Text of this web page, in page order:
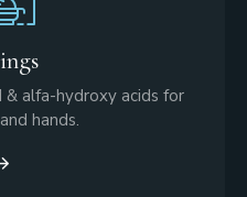
alfa-hydroxy acids for
hands.